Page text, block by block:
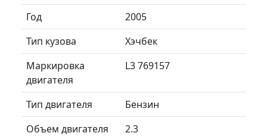
Год
2005
Тип кузова
Хэчбек
Маркировка
двигателя
L3 769157
Тип двигателя
Бензин
Объем двигателя
2.3